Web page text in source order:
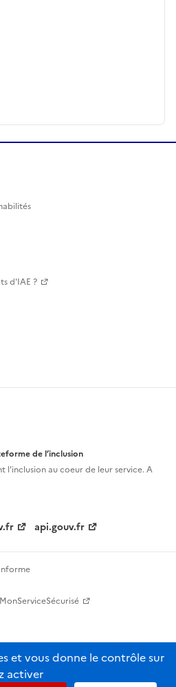
d'IAE ?
de l’inclusion
l'inclusion aucoeur de leur service. A
api.gouv.fr
contenus de ce site sont sous licence
et vous donne le contrôle sur
activer